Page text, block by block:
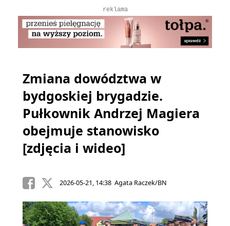
reklama
Zmiana dowództwa w
bydgoskiej brygadzie.
Pułkownik Andrzej Magiera
obejmuje stanowisko
[zdjęcia i wideo]
2026-05-21, 14:38 Agata Raczek/BN